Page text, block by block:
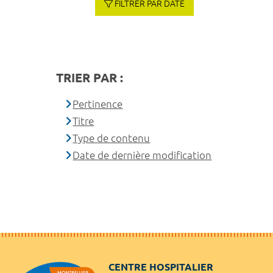
FILTRER PAR DATE
TRIER PAR :
Pertinence
Titre
Type de contenu
Date de dernière modification
CENTRE HOSPITALIER